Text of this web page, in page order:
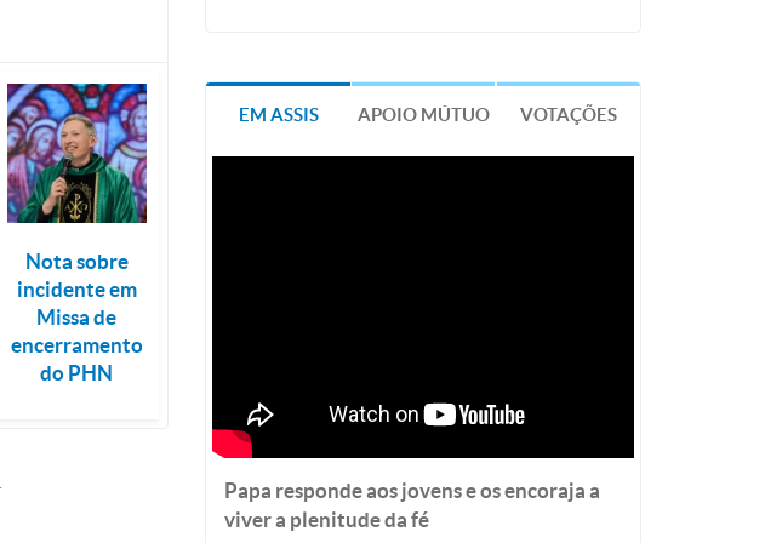
Nota sobre
incidente em
Missa de
encerramento
do PHN
EM ASSIS APOIO MÚTUO VOTAÇÕES
Papa responde aos jovens e os encoraja a
viver a plenitude da fé